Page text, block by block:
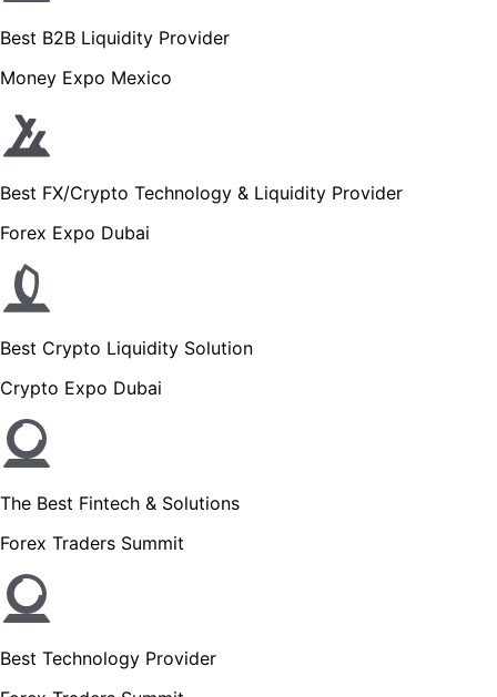
Best B2B Liquidity Provider
Money Expo Mexico
Best FX/Crypto Technology & Liquidity Provider
Forex Expo Dubai
Best Crypto Liquidity Solution
Crypto Expo Dubai
The Best Fintech & Solutions
Forex Traders Summit
Best Technology Provider